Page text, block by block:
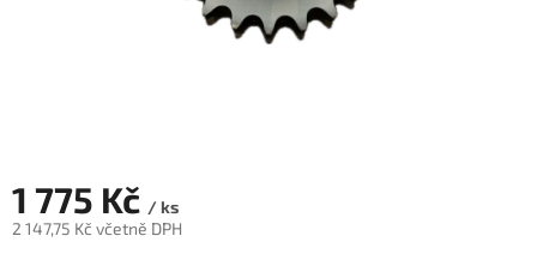
1 775 Kč / ks
2 147,75 Kč včetně DPH